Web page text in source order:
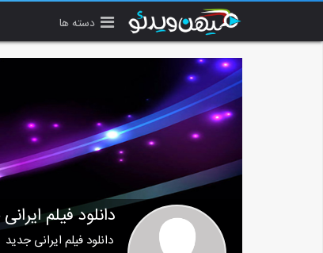
دسته ها
دانلود فیلم
دانلود فیلم ایرانی جدید